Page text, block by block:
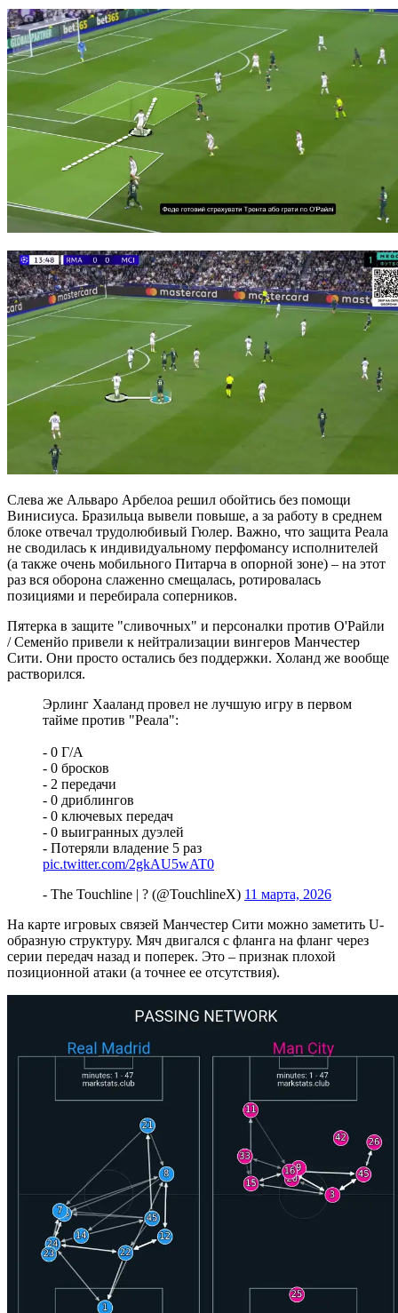
Слева же Альваро Арбелоа решил обойтись без помощи
Винисиуса. Бразильца вывели повыше, а за работу в среднем
блоке отвечал трудолюбивый Гюлер. Важно, что защита Реала
не сводилась к индивидуальному перфомансу исполнителей
(а также очень мобильного Питарча в опорной зоне) – на этот
раз вся оборона слаженно смещалась, ротировалась
позициями и перебирала соперников.
Пятерка в защите "сливочных" и персоналки против О'Райли
/ Семенйо привели к нейтрализации вингеров Манчестер
Сити. Они просто остались без поддержки. Холанд же вообще
растворился.
Эрлинг Хааланд провел не лучшую игру в первом
тайме против "Реала":
- 0 Г/А
- 0 бросков
- 2 передачи
- 0 дриблингов
- 0 ключевых передач
- 0 выигранных дуэлей
- Потеряли владение 5 раз
pic.twitter.com/2gkAU5wAT0
- The Touchline | ? (@TouchlineX) 11 марта, 2026
На карте игровых связей Манчестер Сити можно заметить U-
образную структуру. Мяч двигался с фланга на фланг через
серии передач назад и поперек. Это – признак плохой
позиционной атаки (а точнее ее отсутствия).